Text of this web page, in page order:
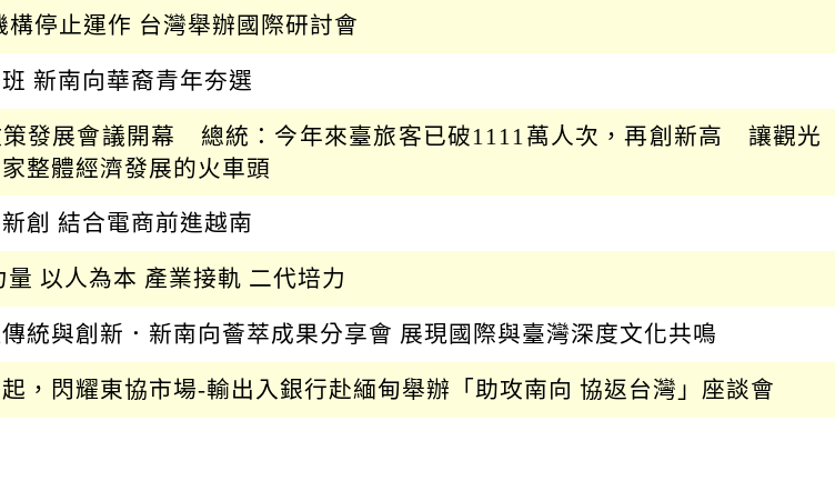
構停止運作 台灣舉辦國際研討會
新南向華裔青年夯選
策發展會議開幕 總統：今年來臺旅客已破1111萬人次，再創新高 讓觀光
整體經濟發展的火車頭
創 結合電商前進越南
量 以人為本 產業接軌 二代培力
統與創新．新南向薈萃成果分享會 展現國際與臺灣深度文化共鳴
，閃耀東協市場-輸出入銀行赴緬甸舉辦「助攻南向 協返台灣」座談會